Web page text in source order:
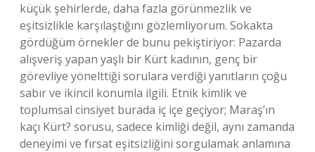
küçük şehirlerde, daha fazla görünmezlik ve
eşitsizlikle karşılaştığını gözlemliyorum. Sokakta
gördüğüm örnekler de bunu pekiştiriyor: Pazarda
alışveriş yapan yaşlı bir Kürt kadının, genç bir
görevliye yönelttiği sorulara verdiği yanıtların çoğu
sabır ve ikincil konumla ilgili. Etnik kimlik ve
toplumsal cinsiyet burada iç içe geçiyor; Maraş’ın
kaçı Kürt? sorusu, sadece kimliği değil, aynı zamanda
deneyimi ve fırsat eşitsizliğini sorgulamak anlamına